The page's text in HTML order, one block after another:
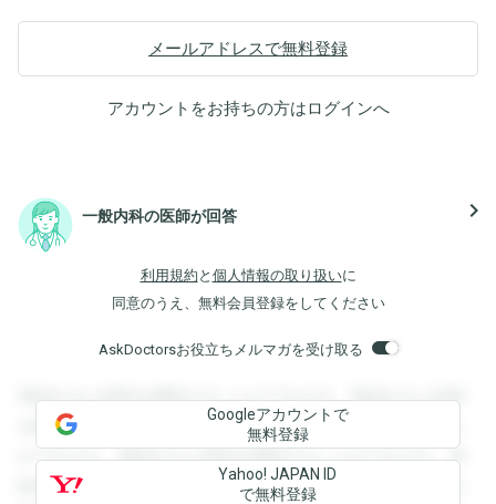
メールアドレスで無料登録
アカウントをお持ちの方はログインへ
一般内科の医師が回答 navigate_next
利用規約 と 個人情報の取り扱いに
同意のうえ、無料会員登録をしてください
AskDoctorsお役立ちメルマガを受け取る
登録すると回答を閲覧することができます。登録すると回答
を閲覧することができます。登録すると回答を閲覧すること
ができます。登録すると回答を閲覧することができます。登
録すると回答を閲覧することができます。登録すると回答を
Googleアカウントで
無料登録
Yahoo! JAPAN ID
で無料登録